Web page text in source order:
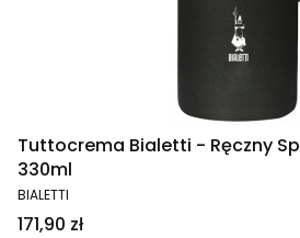
Tuttocrema Bialetti - Ręczny
330ml
PRODUCENT
BIALETTI
Cena
171,90 zł